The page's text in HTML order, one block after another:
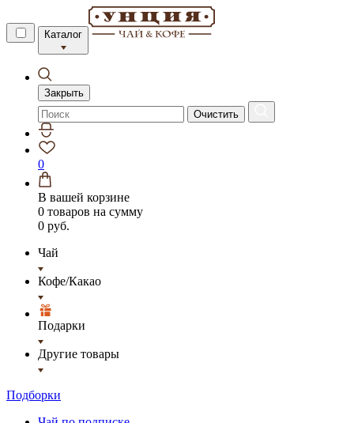
Каталог
Закрыть
Очистить
0
В вашей корзине
0 товаров на сумму
0 руб.
Чай
Кофе/Какао
Подарки
Другие товары
Подборки